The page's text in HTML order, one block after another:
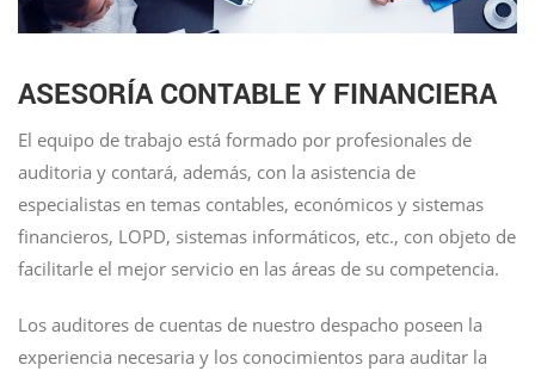
ASESORÍA CONTABLE Y FINANCIERA
El equipo de trabajo está formado por profesionales de
auditoria y contará, además, con la asistencia de
especialistas en temas contables, económicos y sistemas
financieros, LOPD, sistemas informáticos, etc., con objeto de
facilitarle el mejor servicio en las áreas de su competencia.
Los auditores de cuentas de nuestro despacho poseen la
experiencia necesaria y los conocimientos para auditar la